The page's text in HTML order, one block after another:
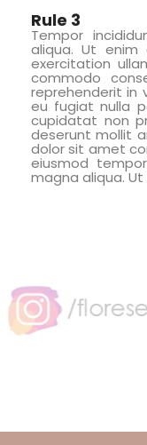
Rule 3
Tempor
aliqua. Ut enim
exercitation
commodo
reprehenderit in
eu fugiat nulla
cupidatat non
deserunt mollit
dolor sit amet
eiusmod
magna aliqua.